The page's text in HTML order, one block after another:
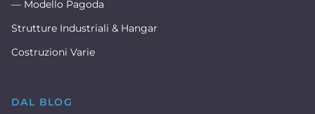
— Modello Pagoda
Strutture Industriali & Hangar
Costruzioni Varie
DAL BLOG